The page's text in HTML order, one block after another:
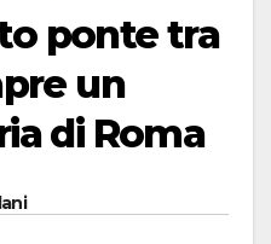
ponte tra
un
di Roma